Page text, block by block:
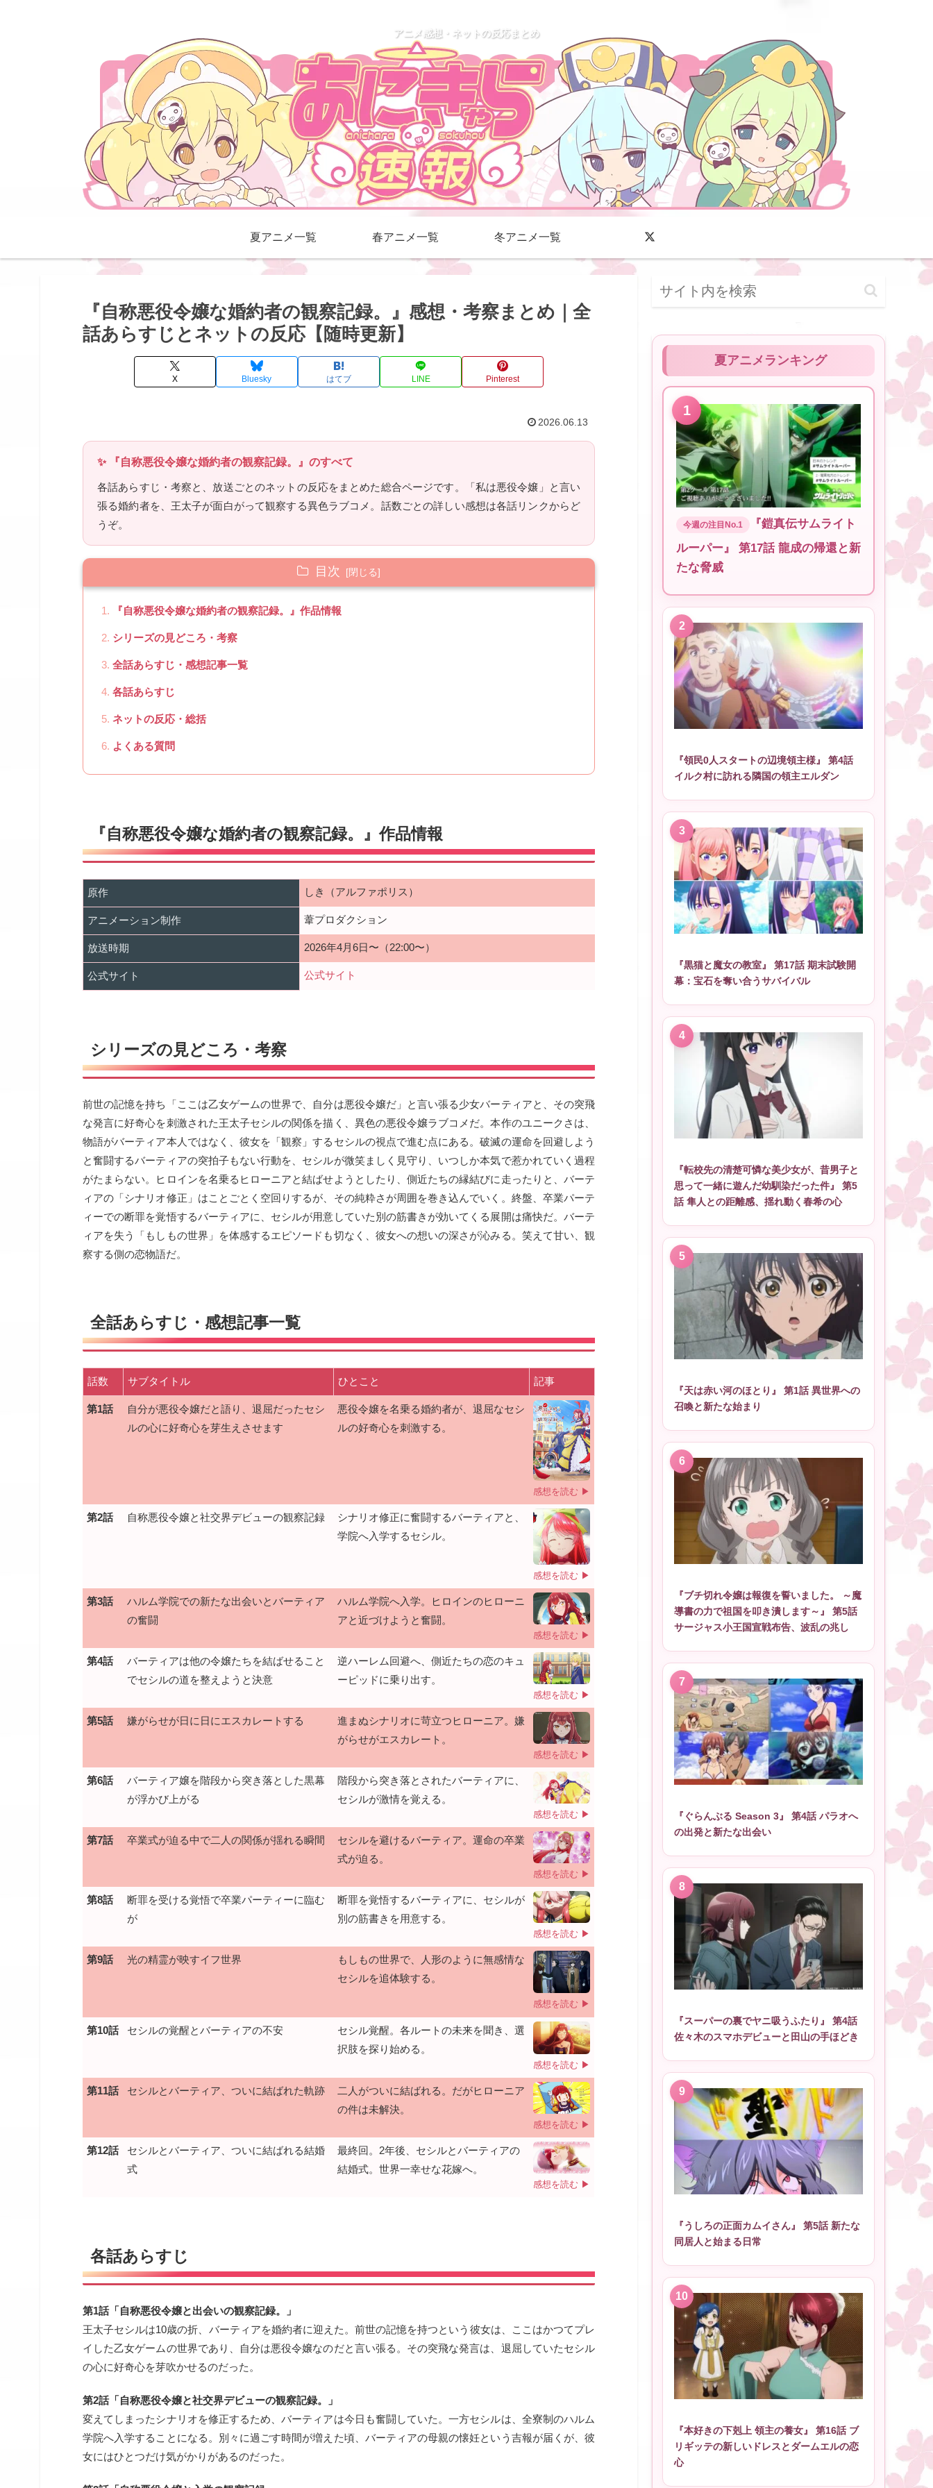
アニメ感想・ネットの反応まとめ
夏アニメ一覧 春アニメ一覧 冬アニメ一覧
『自称悪役令嬢な婚約者の観察記録。』感想・考察まとめ｜全
話あらすじとネットの反応【随時更新】
X Bluesky はてブ LINE Pinterest
2026.06.13
✨ 『自称悪役令嬢な婚約者の観察記録。』のすべて
各話あらすじ・考察と、放送ごとのネットの反応をまとめた総合ページです。「私は悪役令嬢」と言い
張る婚約者を、王太子が面白がって観察する異色ラブコメ。話数ごとの詳しい感想は各話リンクからど
うぞ。
目次
『自称悪役令嬢な婚約者の観察記録。』作品情報
シリーズの見どころ・考察
全話あらすじ・感想記事一覧
各話あらすじ
ネットの反応・総括
よくある質問
『自称悪役令嬢な婚約者の観察記録。』作品情報
原作 しき（アルファポリス）
アニメーション制作 葦プロダクション
放送時期 2026年4月6日〜（22:00〜）
公式サイト 公式サイト
シリーズの見どころ・考察
前世の記憶を持ち「ここは乙女ゲームの世界で、自分は悪役令嬢だ」と言い張る少女バーティアと、その突飛
な発言に好奇心を刺激された王太子セシルの関係を描く、異色の悪役令嬢ラブコメだ。本作のユニークさは、
物語がバーティア本人ではなく、彼女を「観察」するセシルの視点で進む点にある。破滅の運命を回避しよう
と奮闘するバーティアの突拍子もない行動を、セシルが微笑ましく見守り、いつしか本気で惹かれていく過程
がたまらない。ヒロインを名乗るヒローニアと結ばせようとしたり、側近たちの縁結びに走ったりと、バーテ
ィアの「シナリオ修正」はことごとく空回りするが、その純粋さが周囲を巻き込んでいく。終盤、卒業パーテ
ィーでの断罪を覚悟するバーティアに、セシルが用意していた別の筋書きが効いてくる展開は痛快だ。バーテ
ィアを失う「もしもの世界」を体感するエピソードも切なく、彼女への想いの深さが沁みる。笑えて甘い、観
察する側の恋物語だ。
全話あらすじ・感想記事一覧
話数 サブタイトル ひとこと 記事
第1話
自分が悪役令嬢だと語り、退屈だったセシ
ルの心に好奇心を芽生えさせます
悪役令嬢を名乗る婚約者が、退屈なセシ
ルの好奇心を刺激する。
感想を読む ▶
第2話 自称悪役令嬢と社交界デビューの観察記録
シナリオ修正に奮闘するバーティアと、
学院へ入学するセシル。
感想を読む ▶
第3話
ハルム学院での新たな出会いとバーティア
の奮闘
ハルム学院へ入学。ヒロインのヒローニ
アと近づけようと奮闘。
感想を読む ▶
第4話
バーティアは他の令嬢たちを結ばせること
でセシルの道を整えようと決意
逆ハーレム回避へ、側近たちの恋のキュ
ーピッドに乗り出す。
感想を読む ▶
第5話 嫌がらせが日に日にエスカレートする
進まぬシナリオに苛立つヒローニア。嫌
がらせがエスカレート。
感想を読む ▶
第6話
バーティア嬢を階段から突き落とした黒幕
が浮かび上がる
階段から突き落とされたバーティアに、
セシルが激情を覚える。
感想を読む ▶
第7話 卒業式が迫る中で二人の関係が揺れる瞬間
セシルを避けるバーティア。運命の卒業
式が迫る。
感想を読む ▶
第8話
断罪を受ける覚悟で卒業パーティーに臨む
が
断罪を覚悟するバーティアに、セシルが
別の筋書きを用意する。
感想を読む ▶
第9話 光の精霊が映すイフ世界
もしもの世界で、人形のように無感情な
セシルを追体験する。
感想を読む ▶
第10話 セシルの覚醒とバーティアの不安
セシル覚醒。各ルートの未来を聞き、選
択肢を探り始める。
感想を読む ▶
第11話 セシルとバーティア、ついに結ばれた軌跡
二人がついに結ばれる。だがヒローニア
の件は未解決。
感想を読む ▶
第12話
セシルとバーティア、ついに結ばれる結婚
式
最終回。2年後、セシルとバーティアの
結婚式。世界一幸せな花嫁へ。
感想を読む ▶
各話あらすじ
第1話「自称悪役令嬢と出会いの観察記録。」
王太子セシルは10歳の折、バーティアを婚約者に迎えた。前世の記憶を持つという彼女は、ここはかつてプレ
イした乙女ゲームの世界であり、自分は悪役令嬢なのだと言い張る。その突飛な発言は、退屈していたセシル
の心に好奇心を芽吹かせるのだった。
第2話「自称悪役令嬢と社交界デビューの観察記録。」
変えてしまったシナリオを修正するため、バーティアは今日も奮闘していた。一方セシルは、全寮制のハルム
学院へ入学することになる。別々に過ごす時間が増えた頃、バーティアの母親の懐妊という吉報が届くが、彼
女にはひとつだけ気がかりがあるのだった。
夏アニメランキング
『鎧真伝サムライト
ルーパー』 第17話 龍成の帰還と新
たな脅威
『領民0人スタートの辺境領主様』 第4話
イルク村に訪れる隣国の領主エルダン
『黒猫と魔女の教室』 第17話 期末試験開
幕：宝石を奪い合うサバイバル
『転校先の清楚可憐な美少女が、昔男子と
思って一緒に遊んだ幼馴染だった件』 第5
話 隼人との距離感、揺れ動く春希の心
『天は赤い河のほとり』 第1話 異世界への
召喚と新たな始まり
『ブチ切れ令嬢は報復を誓いました。 ～魔
導書の力で祖国を叩き潰します～』 第5話
サージャス小王国宣戦布告、波乱の兆し
『ぐらんぶる Season 3』 第4話 パラオへ
の出発と新たな出会い
『スーパーの裏でヤニ吸うふたり』 第4話
佐々木のスマホデビューと田山の手ほどき
『うしろの正面カムイさん』 第5話 新たな
同居人と始まる日常
『本好きの下剋上 領主の養女』 第16話 ブ
リギッテの新しいドレスとダームエルの恋
心